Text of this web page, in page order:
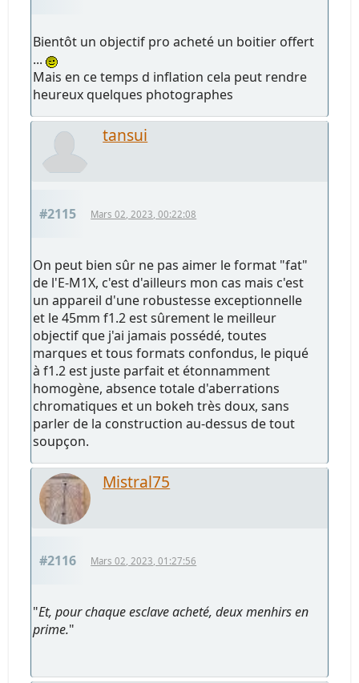
Bientôt un objectif pro acheté un boitier offert
...
Mais en ce temps d inflation cela peut rendre
heureux quelques photographes
tansui
#2115 Mars 02, 2023, 00:22:08
On peut bien sûr ne pas aimer le format "fat"
de l'E-M1X, c'est d'ailleurs mon cas mais c'est
un appareil d'une robustesse exceptionnelle
et le 45mm f1.2 est sûrement le meilleur
objectif que j'ai jamais possédé, toutes
marques et tous formats confondus, le piqué
à f1.2 est juste parfait et étonnamment
homogène, absence totale d'aberrations
chromatiques et un bokeh très doux, sans
parler de la construction au-dessus de tout
soupçon.
Mistral75
#2116 Mars 02, 2023, 01:27:56
"Et, pour chaque esclave acheté, deux menhirs en
prime."